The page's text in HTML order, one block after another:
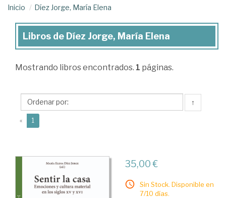
Inicio Díez Jorge, María Elena
Libros
Díez
María
Elena
Libros de Díez Jorge, María Elena
Mostrando libros encontrados. 1 páginas.
↑
« 1
35,00 €
Sin Stock. Disponible en
7/10 días.